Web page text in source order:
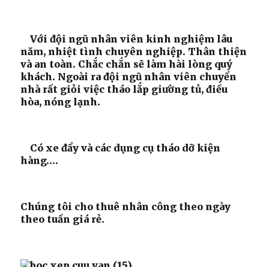
Với đội ngũ nhân viên kinh nghiệm lâu
năm, nhiệt tình chuyên nghiệp. Thân thiện
và an toàn. Chắc chắn sẽ làm hài lòng quý
khách. Ngoài ra đội ngũ nhân viên chuyển
nhà rất giỏi việc tháo lắp giường tủ, điều
hòa, nóng lạnh.
Có xe đẩy và các dụng cụ tháo dỡ kiện
hàng….
Chúng tôi cho thuê nhân công theo ngày
theo tuần giá rẻ.